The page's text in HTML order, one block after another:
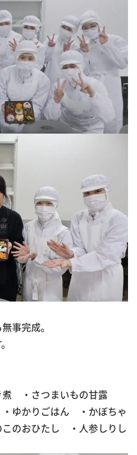
事完成。
・さつまいもの甘露
かりごはん ・かぼちゃ
のおひたし ・人参しりし